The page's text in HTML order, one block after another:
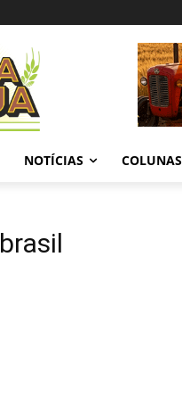
NOTÍCIAS COLUNAS
brasil